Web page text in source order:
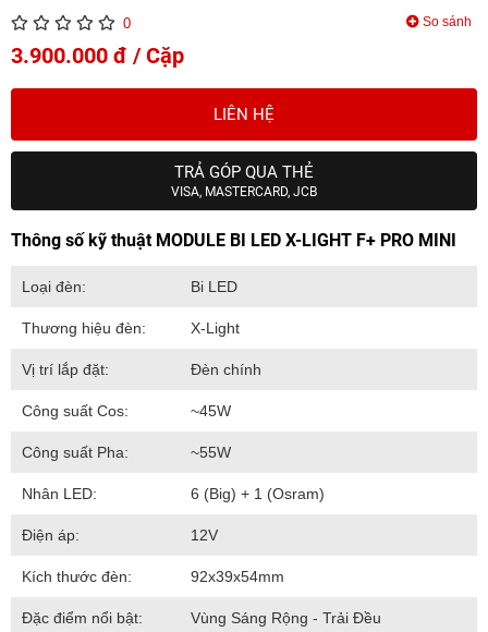
0 So sánh
3.900.000 đ / Cặp
LIÊN HỆ
TRẢ GÓP QUA THẺ
VISA, MASTERCARD, JCB
Thông số kỹ thuật MODULE BI LED X-LIGHT F+ PRO MINI
Loại đèn: Bi LED
Thương hiệu đèn: X-Light
Vị trí lắp đặt: Đèn chính
Công suất Cos: ~45W
Công suất Pha: ~55W
Nhân LED: 6 (Big) + 1 (Osram)
Điện áp: 12V
Kích thước đèn: 92x39x54mm
Đặc điểm nổi bật: Vùng Sáng Rộng - Trải Đều